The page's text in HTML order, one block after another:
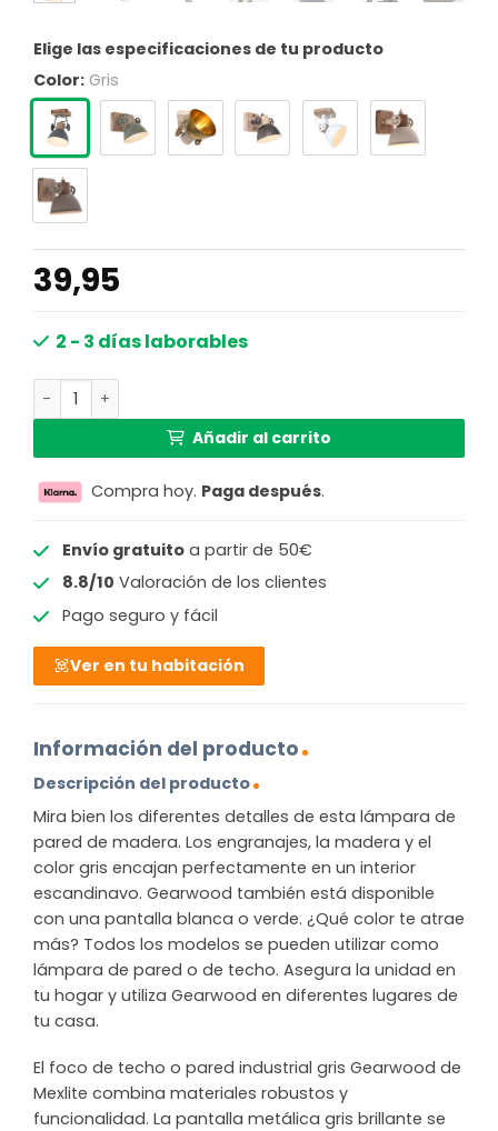
Elige las especificaciones de tu producto
Color: Gris
39,95
2 - 3 días laborables
Foco de madera Mexlite Gearwood gris cantidad
Añadir al carrito
Compra hoy. Paga después.
Envío gratuitoa partir de 50€
8.8/10 Valoración de los clientes
Pago seguro y fácil
Ver en tu habitación
Información del producto
Descripción del producto
Mira bien los diferentes detalles de esta lámpara de
pared de madera. Los engranajes, la madera y el
color gris encajan perfectamente en un interior
escandinavo. Gearwood también está disponible
con una pantalla blanca o verde. ¿Qué color te atrae
más? Todos los modelos se pueden utilizar como
lámpara de pared o de techo. Asegura la unidad en
tu hogar y utiliza Gearwood en diferentes lugares de
tu casa.
El foco de techo o pared industrial gris Gearwood de
Mexlite combina materiales robustos y
funcionalidad. La pantalla metálica gris brillante se